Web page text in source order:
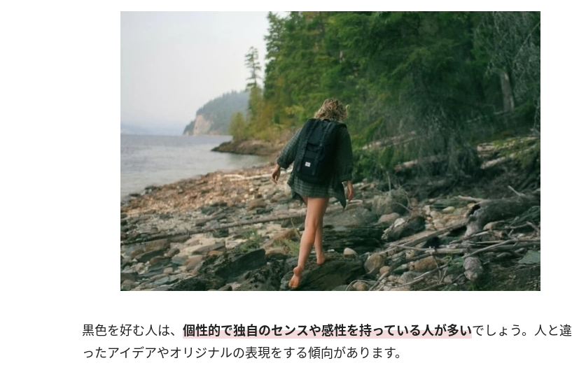
黒色を好む人は、 個性的で独自のセンスや感性を持っている人が多いでしょう。人と違
ったアイデアやオリジナルの表現をする傾向があります。